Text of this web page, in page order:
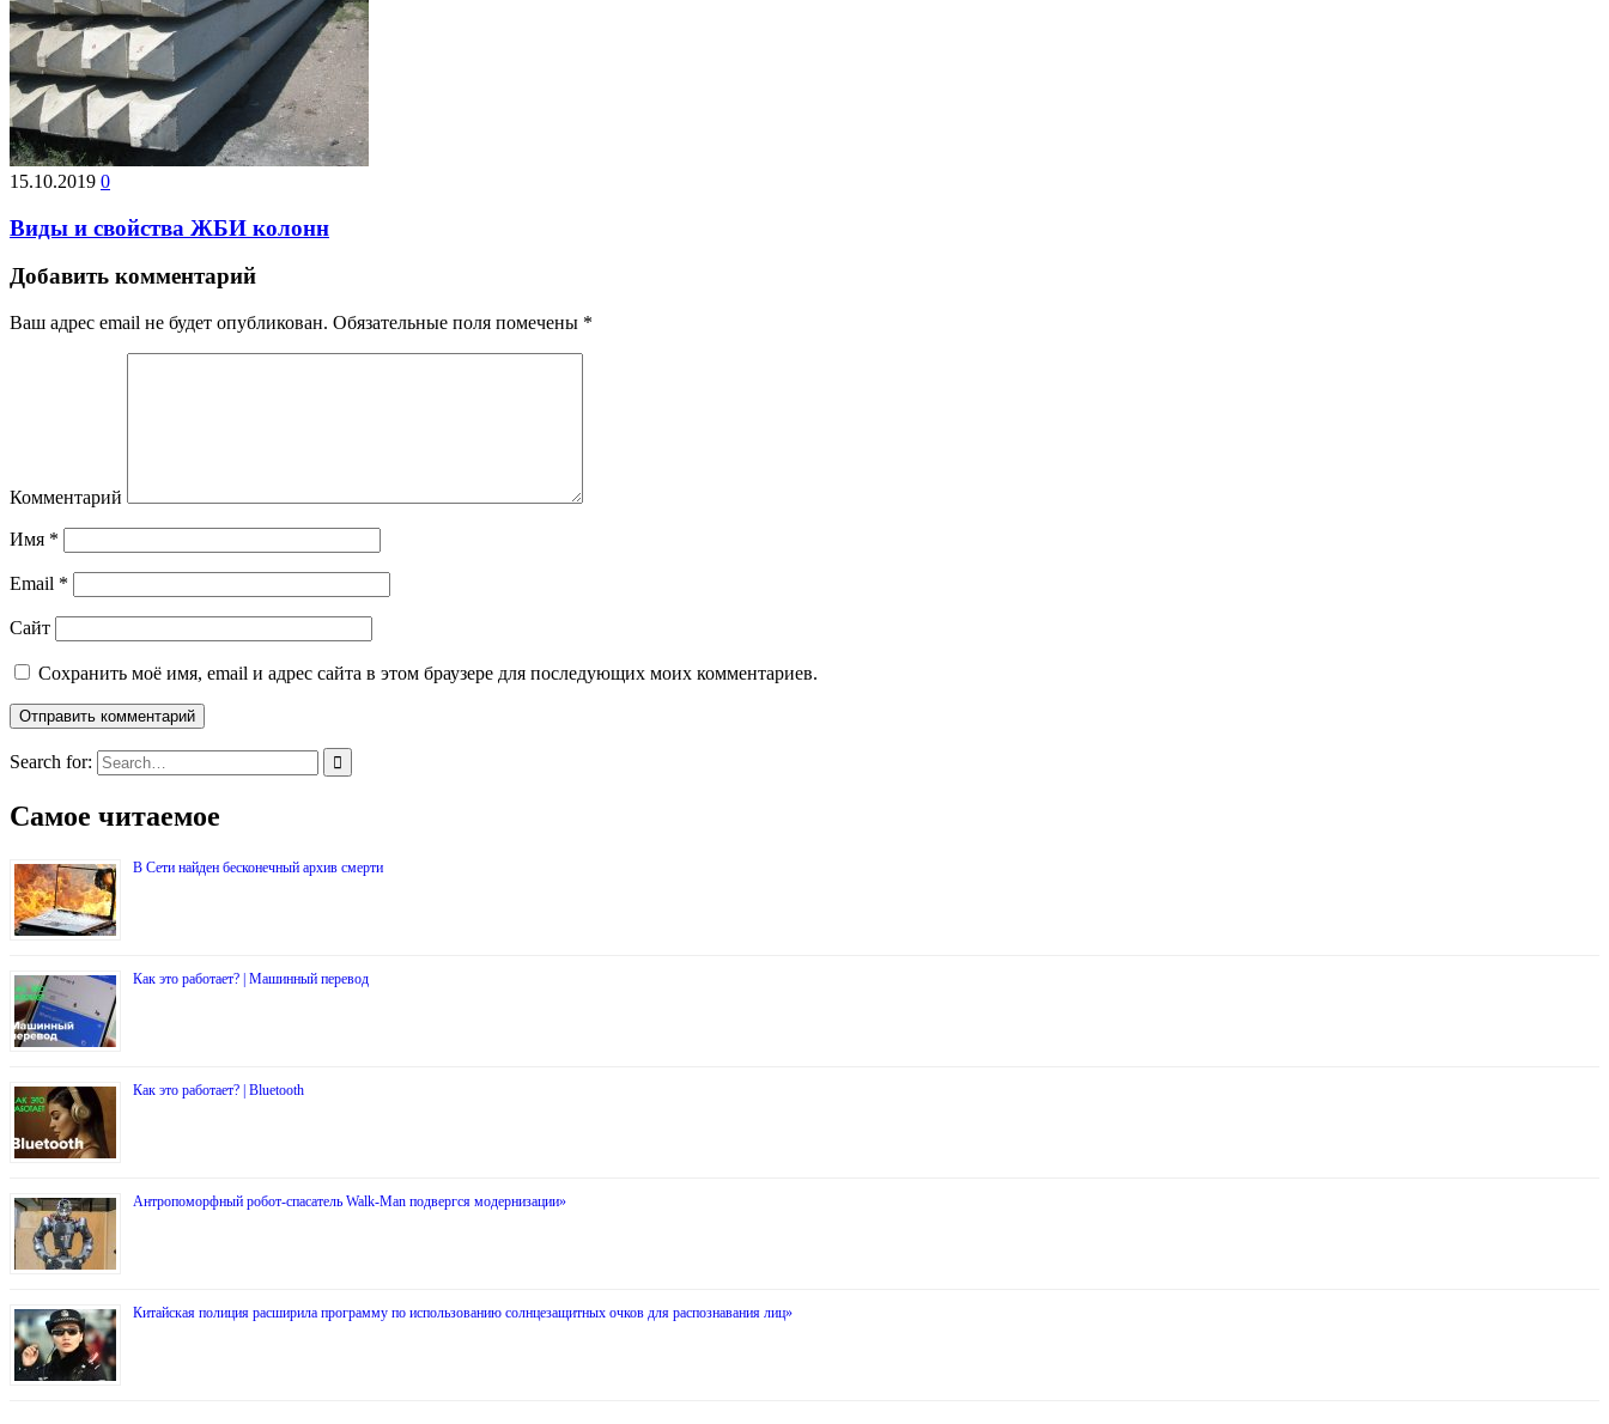
15.10.2019 0
Виды и свойства ЖБИ колонн
Добавить комментарий
Ваш адрес email не будет опубликован. Обязательные поля помечены *
Комментарий
Имя *
Email *
Сайт
Сохранить моё имя, email и адрес сайта в этом браузере для последующих моих комментариев.
Search for:
Самое читаемое
В Сети найден бесконечный архив смерти
Как это работает? | Машинный перевод
Как это работает? | Bluetooth
Антропоморфный робот-спасатель Walk-Man подвергся модернизации»
Китайская полиция расширила программу по использованию солнцезащитных очков для распознавания лиц»